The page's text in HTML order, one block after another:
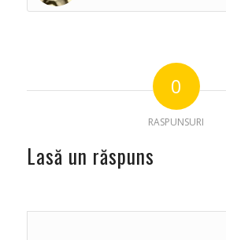
0
RASPUNSURI
Lasă un răspuns